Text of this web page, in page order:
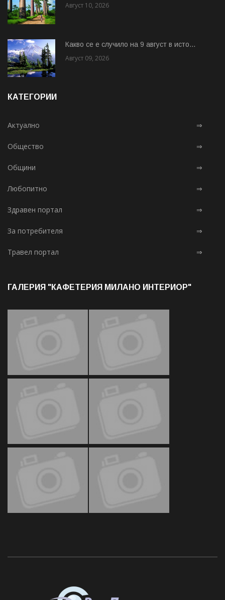
Август 10, 2026
Какво се е случило на 9 август в исто...
Август 09, 2026
КАТЕГОРИИ
Актуално ⇒
Общество ⇒
Общини ⇒
Любопитно ⇒
Здравен портал ⇒
За потребителя ⇒
Травел портал ⇒
ГАЛЕРИЯ "КАФЕТЕРИЯ МИЛАНО ИНТЕРИОР"